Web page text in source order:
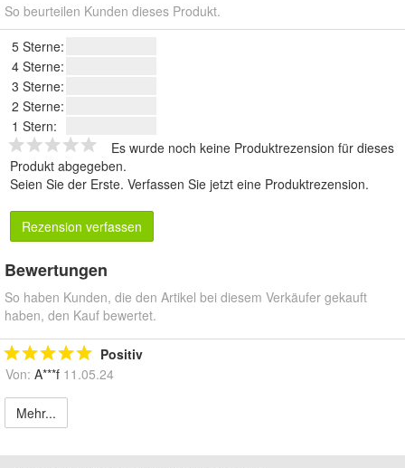
So beurteilen Kunden dieses Produkt.
5 Sterne:
4 Sterne:
3 Sterne:
2 Sterne:
1 Stern:
Es wurde noch keine Produktrezension für dieses
Produkt abgegeben.
Seien Sie der Erste. Verfassen Sie jetzt eine Produktrezension.
Rezension verfassen
Bewertungen
So haben Kunden, die den Artikel bei diesem Verkäufer gekauft
haben, den Kauf bewertet.
Positiv
Von: A***f 11.05.24
Mehr...